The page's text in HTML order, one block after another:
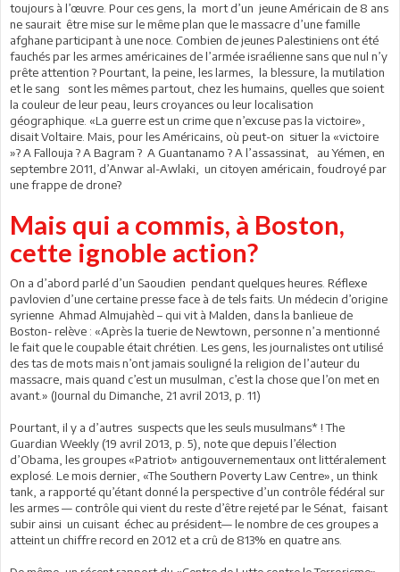
toujours à l’œuvre. Pour ces gens, la mort d’un jeune Américain de 8 ans
ne saurait être mise sur le même plan que le massacre d’une famille
afghane participant à une noce. Combien de jeunes Palestiniens ont été
fauchés par les armes américaines de l’armée israélienne sans que nul n’y
prête attention ? Pourtant, la peine, les larmes, la blessure, la mutilation
et le sang sont les mêmes partout, chez les humains, quelles que soient
la couleur de leur peau, leurs croyances ou leur localisation
géographique. «La guerre est un crime que n’excuse pas la victoire»,
disait Voltaire. Mais, pour les Américains, où peut-on situer la «victoire
»? A Fallouja ? A Bagram ? A Guantanamo ? A l’assassinat, au Yémen, en
septembre 2011, d’Anwar al-Awlaki, un citoyen américain, foudroyé par
une frappe de drone?
Mais qui a commis, à Boston,
cette ignoble action?
On a d’abord parlé d’un Saoudien pendant quelques heures. Réflexe
pavlovien d’une certaine presse face à de tels faits. Un médecin d’origine
syrienne Ahmad Almujahèd – qui vit à Malden, dans la banlieue de
Boston- relève : «Après la tuerie de Newtown, personne n’a mentionné
le fait que le coupable était chrétien. Les gens, les journalistes ont utilisé
des tas de mots mais n’ont jamais souligné la religion de l’auteur du
massacre, mais quand c’est un musulman, c’est la chose que l’on met en
avant.» (Journal du Dimanche, 21 avril 2013, p. 11)
Pourtant, il y a d’autres suspects que les seuls musulmans* ! The
Guardian Weekly (19 avril 2013, p. 5), note que depuis l’élection
d’Obama, les groupes «Patriot» antigouvernementaux ont littéralement
explosé. Le mois dernier, «The Southern Poverty Law Centre», un think
tank, a rapporté qu’étant donné la perspective d’un contrôle fédéral sur
les armes — contrôle qui vient du reste d’être rejeté par le Sénat, faisant
subir ainsi un cuisant échec au président— le nombre de ces groupes a
atteint un chiffre record en 2012 et a crû de 813% en quatre ans.